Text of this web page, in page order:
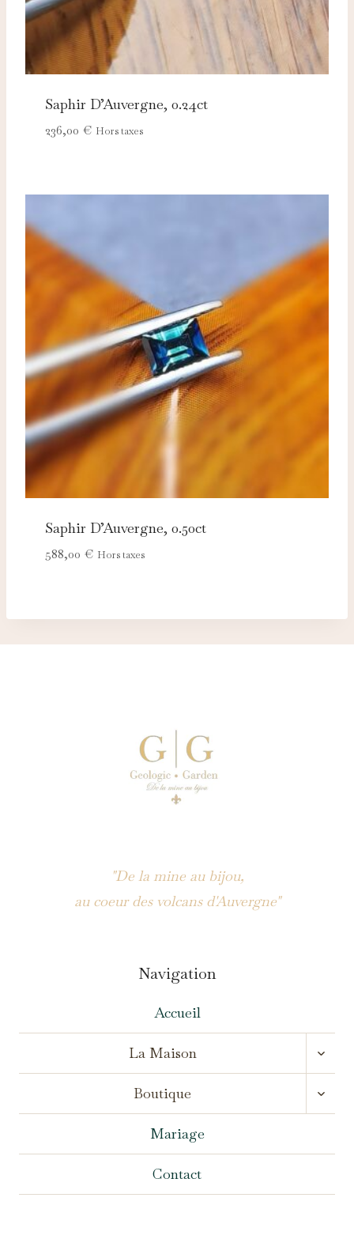
Saphir D’Auvergne, 0.24ct
236,00 € Hors taxes
Saphir D’Auvergne, 0.50ct
588,00 € Hors taxes
"De la mine au bijou,
au coeur des volcans d'Auvergne"
Navigation
Accueil
La Maison
MENU
Boutique
MENU
Mariage
Contact